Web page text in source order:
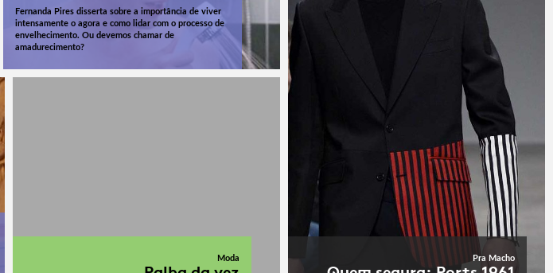
Fernanda Pires disserta sobre a importância de viver
intensamente o agora e como lidar com o processo de
envelhecimento. Ou devemos chamar de
amadurecimento?
Moda Pra Macho